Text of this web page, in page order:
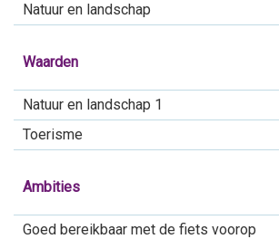
Natuur en landschap
Waarden
Natuur en landschap 1
Toerisme
Ambities
Goed bereikbaar met de fiets voorop